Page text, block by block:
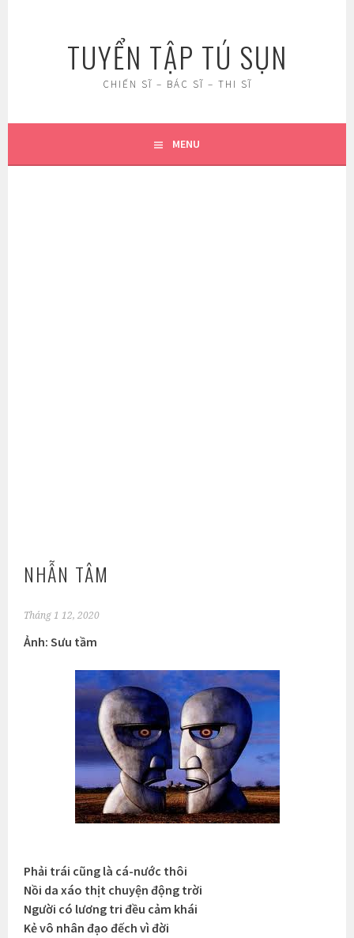
TUYỂN TẬP TÚ SỤN
CHIẾN SĨ – BÁC SĨ – THI SĨ
MENU
NHẪN TÂM
Tháng 1 12, 2020
Ảnh: Sưu tầm
Phải trái cũng là cá-nước thôi
Nồi da xáo thịt chuyện động trời
Người có lương tri đều cảm khái
Kẻ vô nhân đạo đếch vì đời